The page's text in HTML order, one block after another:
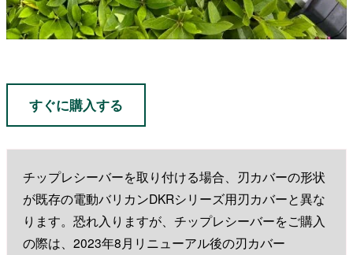
すぐに購入する
チップレシーバーを取り付ける場合、刃カバーの形状
が既存の電動バリカンDKRシリーズ用刃カバーと異な
ります。恐れ入りますが、チップレシーバーをご購入
の際は、2023年8月リニューアル後の刃カバー